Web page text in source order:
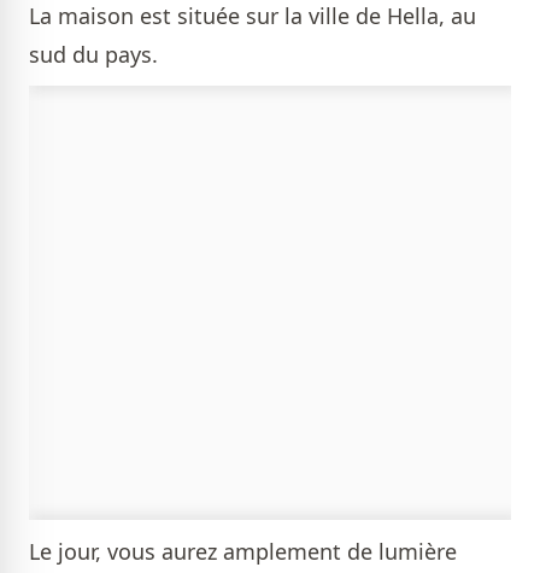
La maison est située sur la ville de Hella, au
sud du pays.
Le jour, vous aurez amplement de lumière